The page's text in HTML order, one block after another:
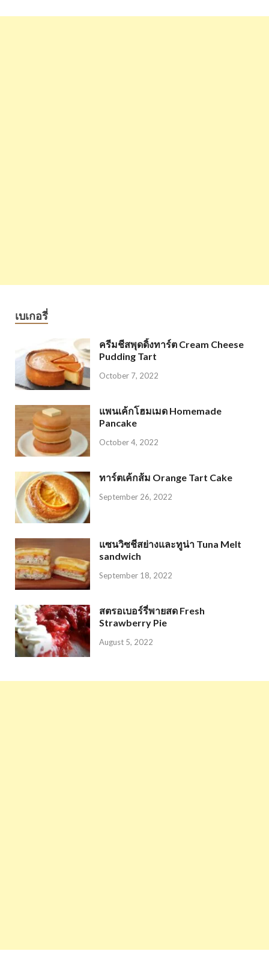
เบเกอรี่
ครีมชีสพุดดิ้งทาร์ต Cream Cheese
Pudding Tart
October 7, 2022
แพนเค้กโฮมเมด Homemade
Pancake
October 4, 2022
ทาร์ตเค้กส้ม Orange Tart Cake
September 26, 2022
แซนวิซชีสย่างและทูน่า Tuna Melt
sandwich
September 18, 2022
สตรอเบอร์รี่พายสด Fresh
Strawberry Pie
August 5, 2022